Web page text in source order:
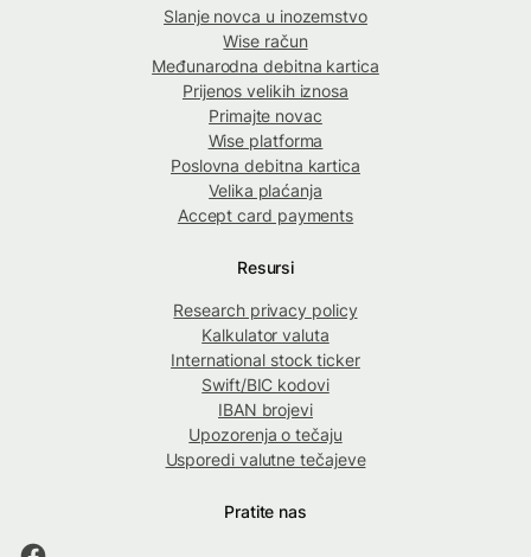
Slanje novca u inozemstvo
Wise račun
Međunarodna debitna kartica
Prijenos velikih iznosa
Primajte novac
Wise platforma
Poslovna debitna kartica
Velika plaćanja
Accept card payments
Resursi
Research privacy policy
Kalkulator valuta
International stock ticker
Swift/BIC kodovi
IBAN brojevi
Upozorenja o tečaju
Usporedi valutne tečajeve
Pratite nas